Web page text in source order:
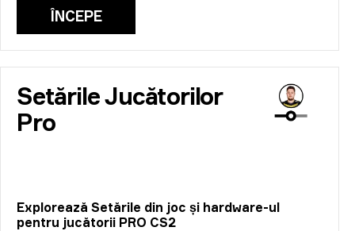
ÎNCEPE
Setările Jucătorilor
Pro
Explorează Setările din joc și hardware-ul
pentru jucătorii PRO CS2